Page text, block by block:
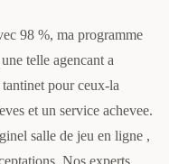
98 %, ma programme
telle agencant a
pour ceux-la
et un service achevee.
salle de jeu en ligne ,
Nos experts